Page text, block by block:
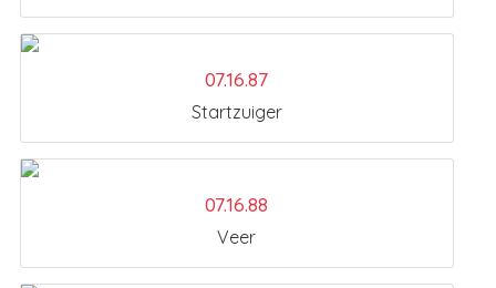
07.16.87
Startzuiger
07.16.88
Veer